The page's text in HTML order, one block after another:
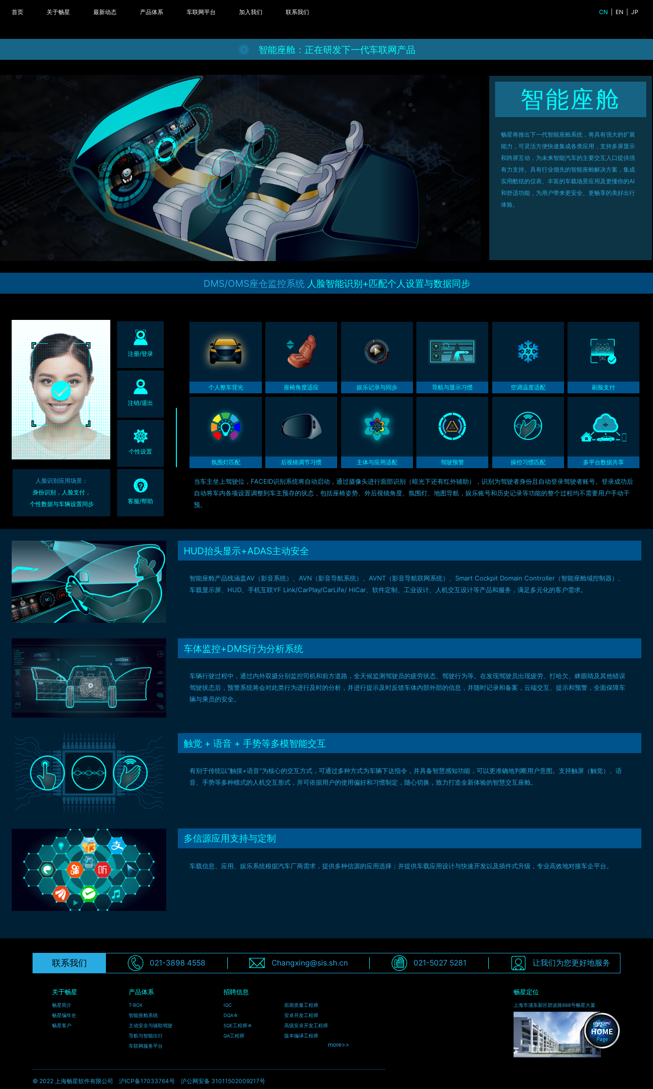
首页 关于畅星 最新动态 产品体系 车联网平台 加入我们 联系我们 CN EN JP
智能座舱：正在研发下一代车联网产品
智能座舱
畅星将推出下一代智能座舱系统，将具有强大的扩展
能力，可灵活方便快速集成各类应用，支持多屏显示
和跨屏互动，为未来智能汽车的主要交互入口提供强
有力支持。具有行业领先的智能座舱解决方案，集成
实用酷炫的仪表、丰富的车载场景应用及更懂你的AI
和舒适功能，为用户带来更安全、更畅享的美好出行
体验。
DMS/OMS座仓监控系统 人脸智能识别+匹配个人设置与数据同步
人脸识别应用场景：
身份识别，人脸支付，
个性数据与车辆设置同步
注册/登录
注销/退出
个性设置
客服/帮助
个人整车背光 座椅角度适应 娱乐记录与同步 导航与显示习惯 空调温度适配 刷脸支付
氛围灯匹配 后视镜调节习惯 主体与应用适配 驾驶预警 操控习惯匹配 多平台数据共享
当车主坐上驾驶位，FACEID识别系统将自动启动，通过摄像头进行面部识别（暗光下还有红外辅助），识别为驾驶者身份且自动登录驾驶者账号。登录成功后
自动将车内各项设置调整到车主预存的状态，包括座椅姿势、外后视镜角度、氛围灯、地图导航，娱乐账号和历史记录等功能的整个过程均不需要用户手动干
预。
HUD抬头显示+ADAS主动安全
智能座舱产品线涵盖AV（影音系统）、AVN（影音导航系统）、AVNT（影音导航联网系统）、Smart Cockpit Domain Controller（智能座舱域控制器）、
车载显示屏、HUD、手机互联YF Link/CarPlay/CarLife/ HiCar、软件定制、工业设计、人机交互设计等产品和服务，满足多元化的客户需求。
车体监控+DMS行为分析系统
车辆行驶过程中，通过内外双摄分别监控司机和前方道路，全天候监测驾驶员的疲劳状态、驾驶行为等。在发现驾驶员出现疲劳、打哈欠、眯眼睛及其他错误
驾驶状态后，预警系统将会对此类行为进行及时的分析，并进行提示及时反馈车体内部外部的信息，并随时记录和备案，云端交互、提示和预警，全面保障车
辆与乘员的安全。
触觉 + 语音 + 手势等多模智能交互
有别于传统以“触摸+语音”为核心的交互方式，可通过多种方式为车辆下达指令，并具备智慧感知功能，可以更准确地判断用户意图。支持触屏（触觉）、语
音、手势等多种模式的人机交互形式，并可依据用户的使用偏好和习惯制定，随心切换，致力打造全新体验的智慧交互座舱。
多信源应用支持与定制
车载信息、应用、娱乐系统根据汽车厂商需求，提供多种信源的应用选择；并提供车载应用设计与快速开发以及插件式升级，专业高效地对接车企平台。
联系我们 021-3898 4558 Changxing@sis.sh.cn 021-5027 5281 让我们为您更好地服务
关于畅星
畅星简介
畅星编年史
畅星客户
产品体系
T-BOX
智能座舱系统
主动安全与辅助驾驶
导航与智能出行
车联网服务平台
招聘信息
IQC
DQA☆
SQE工程师☆
QA工程师
前期质量工程师
安卓开发工程师
高级安卓开发工程师
版本编译工程师
more>>
畅星定位
上海市浦东新区碧波路888号畅星大厦
© 2022 上海畅星软件有限公司沪ICP备17033764号 沪公网安备 31011502009217号